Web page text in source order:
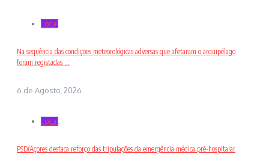
Local
Na sequência das condições meteorológicas adversas que afetaram o arquipélago
foram registadas ...
6 de Agosto, 2026
Local
PSD/Açores destaca reforço das tripulações da emergência médica pré-hospitalar